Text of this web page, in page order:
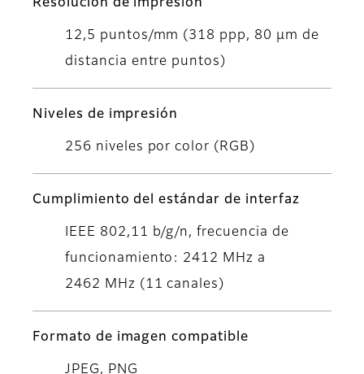
Resolución de impresión
12,5 puntos/mm (318 ppp, 80 µm de
distancia entre puntos)
Niveles de impresión
256 niveles por color (RGB)
Cumplimiento del estándar de interfaz
IEEE 802,11 b/g/n, frecuencia de
funcionamiento: 2412 MHz a
2462 MHz (11 canales)
Formato de imagen compatible
JPEG, PNG